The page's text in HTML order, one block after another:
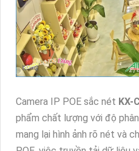
Camera IP POE sắc nét KX-
phẩm chất lượng với độ
mang lại hình ảnh rõ nét và